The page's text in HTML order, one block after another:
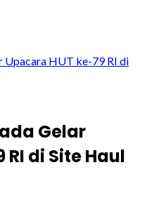
Upacara HUT ke-79 RI di
Gelar
RI di Site Haul